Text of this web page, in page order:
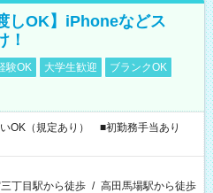
しOK】iPhoneなどス
！
験OK 大学生歓迎
ブランクOK
OK（規定あり） ■初勤務手当あり
丁目駅から徒歩 / 高田馬場駅から徒歩